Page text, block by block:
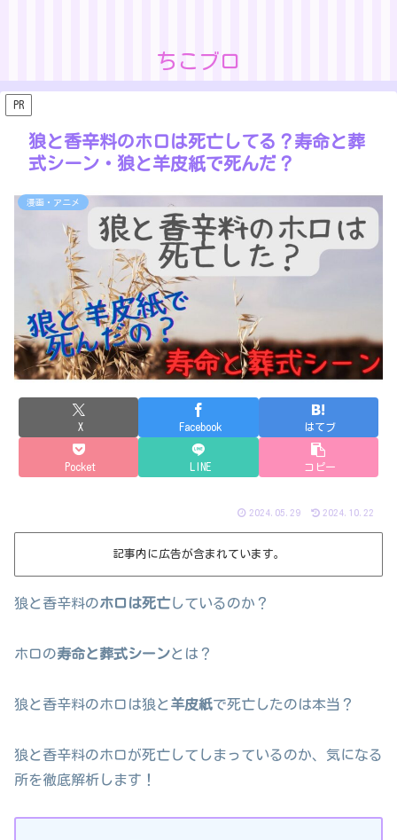
ちこブロ
PR
狼と香辛料のホロは死亡してる？寿命と葬
式シーン・狼と羊皮紙で死んだ？
漫画・アニメ
X Facebook はてブ
Pocket LINE コピー
2024.05.29 2024.10.22
記事内に広告が含まれています。
狼と香辛料のホロは死亡しているのか？
ホロの寿命と葬式シーンとは？
狼と香辛料のホロは狼と 羊皮紙で死亡したのは本当？
狼と香辛料のホロが死亡してしまっているのか、気になる
所を徹底解析します！